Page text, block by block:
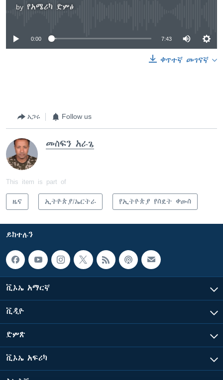
by የአሜሪካ ድምፅ
No media source currently available
0:00 7:43
ቀጥተኛ መገናኛ
አጋሩ Follow us
መስፍን አራጌ
This item is part of
ዜና ኢትዮጵያ/ኤርትራ የኢትዮጵያ የስደት ቀውስ
ይከተሉን
ቪኦኤ አማርኛ
ቪዲዮ
ድምጽ
ቪኦኤ አፍሪካ